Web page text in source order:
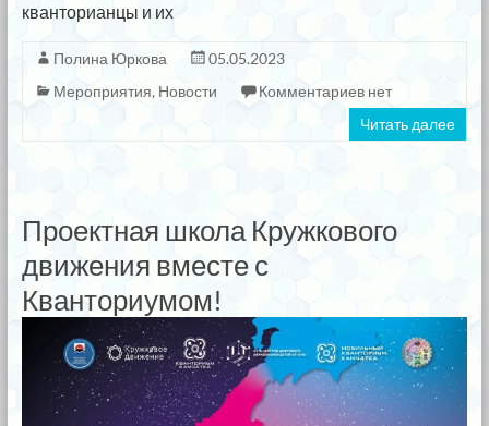
кванторианцы и их
Полина Юркова
05.05.2023
Мероприятия, Новости
Комментариев нет
Читать далее
Проектная школа Кружкового
движения вместе с
Кванториумом!